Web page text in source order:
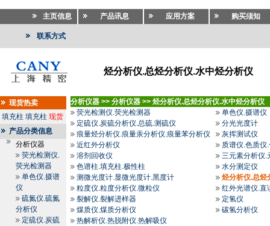
主页信息 产品讯息 应用方案 购买须知
联系方式
烃分析仪.总烃分析仪.水中烃分析仪
现货热卖
填充柱 填充柱 现货
产品分类信息
分析仪器
荧光检测仪.
荧光检测器
单色仪.摄谱
仪
硫氮仪.硫氮
分析仪
定硫仪.炭硫
分析仪器 >> 分析仪器 >> 烃分析仪.总烃分析仪.水中烃分析仪
荧光检测仪.荧光检测器
单色仪.摄谱仪
定硫仪.炭硫分析仪.总硫.测硫仪
分光光度计
痕量烃分析仪.痕量汞分析仪.痕量苯分析仪
灰挥测试仪
近红外分析仪
质谱仪.色质仪
溶剂回收仪
三元素分析仪.
色谱柱.填充柱.极性柱
水分测定仪
测微光度计.显微光度计.黑度计
烃分析仪.总烃
粒度仪.粒度分析仪.微粒仪
红外光谱仪.直
裂解仪.裂解进样器
定氢仪
煤质仪.煤质分析仪
碳氢分析仪
热解析仪.热脱附仪.热解吸仪